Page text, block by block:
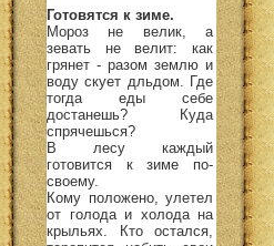
Готовятся к зиме.
Мороз не велик, а
зевать не велит: как
грянет - разом землю и
воду скует дльдом. Где
тогда еды себе
достанешь? Куда
спрячешься?
В лесу каждый
готовится к зиме по-
своему.
Кому положено, улетел
от голода и холода на
крыльях. Кто остался,